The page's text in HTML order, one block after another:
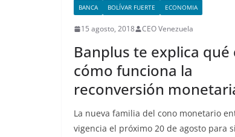
BANCA BOLÍVAR FUERTE ECONOMIA
15 agosto, 2018 CEO Venezuela
Banplus te explica qué
cómo funciona la
reconversión
La nueva familia del cono monetario
vigencia el próximo 20 de agosto para